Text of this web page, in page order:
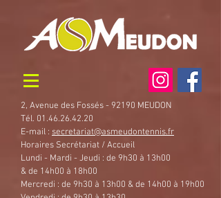
2, Avenue des Fossés - 92190 MEUDON
Tél. 01.46.26.42.20
E-mail : secretariat@asmeudontennis.fr
Horaires Secrétariat / Accueil
Lundi - Mardi - Jeudi : de 9h30 à 13h00
& de 14h00 à 18h00
Mercredi : de 9h30 à 13h00 & de 14h00 à 19h00